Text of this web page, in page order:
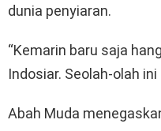
dunia penyiaran.
“Kemarin baru saja
Indosiar. Seolah-olah
Abah Muda